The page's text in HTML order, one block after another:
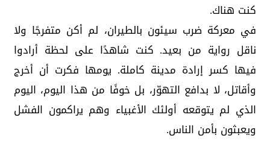
كنت هناك.
في معركة ضرب سيئون بالطيران، لم أكن متفرجًا ولا
ناقل رواية من بعيد. كنت شاهدًا على لحظة أرادوا
فيها كسر إرادة مدينة كاملة. يومها فكرت أن أخرج
وأقاتل، لا بدافع التهوّر، بل خوفًا من هذا اليوم، اليوم
الذي لم يتوقعه أولئك الأغبياء وهم يراكمون الفشل
ويعبثون بأمن الناس.